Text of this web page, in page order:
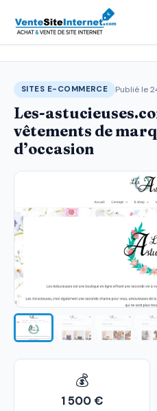
SITES E-COMMERCE Publié le
Les-
vêtements de
d’occasion
💰
1 500 €